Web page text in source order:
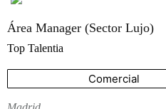
Área Manager (Sector Lujo)
Top Talentia
Comercial